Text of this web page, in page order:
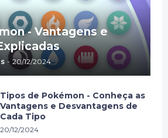
- Vantagens e
- 20/12/2024
Tipos de Pokémon - Conheça as
Vantagens e Desvantagens de
Cada Tipo
20/12/2024